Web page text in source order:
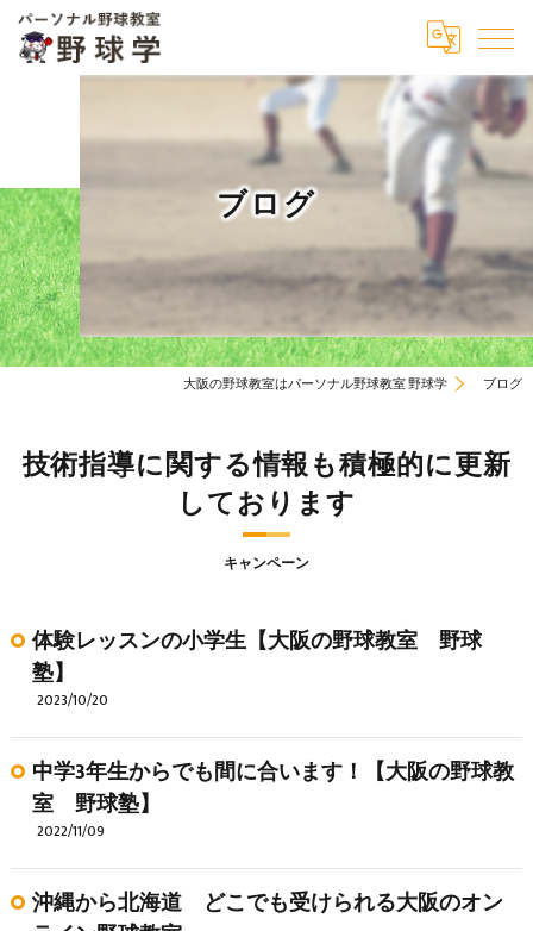
ブログ
大阪の野球教室はパーソナル野球教室 野球学 ブログ
技術指導に関する情報も積極的に更新
しております
キャンペーン
体験レッスンの小学生【大阪の野球教室 野球
塾】
2023/10/20
中学3年生からでも間に合います！【大阪の野球教
室 野球塾】
2022/11/09
沖縄から北海道 どこでも受けられる大阪のオン